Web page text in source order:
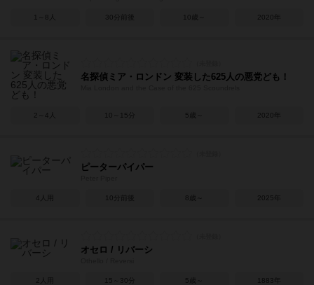
1～8人 30分前後 10歳～ 2020年
名探偵ミア・ロンドン 変装した625人の悪党ども！
2～4人 10～15分 5歳～ 2020年
ピーターパイパー
4人用 10分前後 8歳～ 2025年
オセロ / リバーシ
2人用 15～30分 5歳～ 1883年